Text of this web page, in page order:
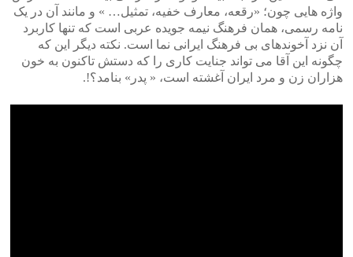
واژه هایی چون؛ «رقعه، معارف خفیه، تمثیل… » و مانند آن در یک
نامه رسمی، همان فرهنگ نیمه جویده عربی است که تنها کاربرد
آن نزد آخوندهای بی فرهنگ ایرانی نما است. نکته دیگر این که
چگونه این آقا می تواند جنایت کاری را که دستش تاکنون به خون
هزاران زن و مرد ایران آغشته است، « پدر» بنامد؟!.